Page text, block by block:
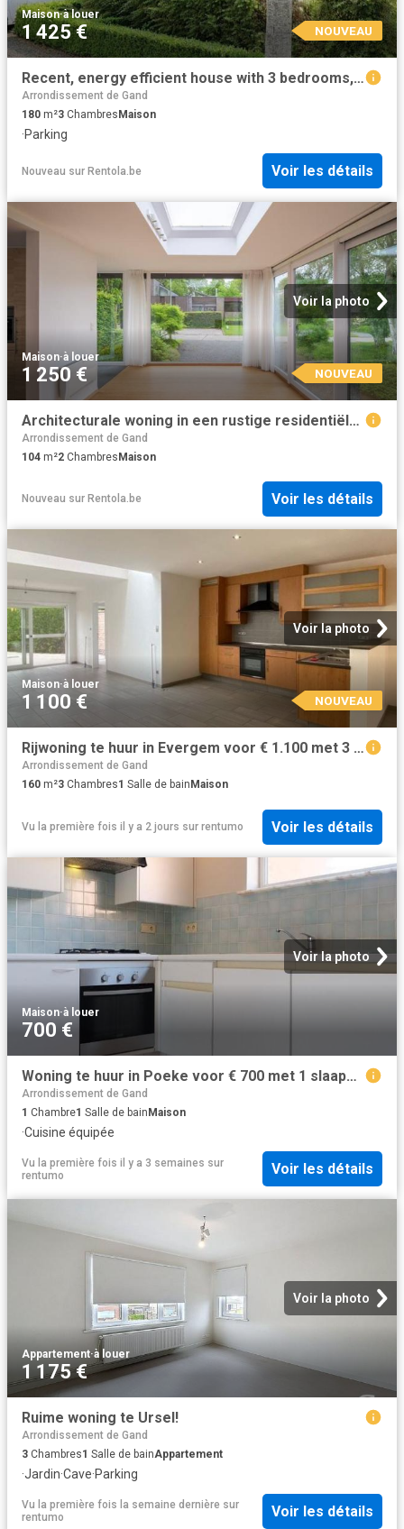
Maison·à louer
1 425 € NOUVEAU
Recent, energy efficient house with 3 bedrooms, garage, gard
Arrondissement de Gand
180 m²3 Chambres Maison
·Parking
Nouveau sur Rentola.be Voir les détails
Voir la photo
Maison·à louer
1 250 € NOUVEAU
Architecturale woning in een rustige residentiële buurt
Arrondissement de Gand
104 m²2 ChambresMaison
Nouveau sur Rentola.be Voir les détails
Voir la photo
Maison·à louer
1 100 € NOUVEAU
Rijwoning te huur in Evergem voor € 1.100 met 3 slaapkamers
Arrondissement de Gand
160 m²3 Chambres1 Salle de bain Maison
Vu la première fois il y a 2 jours sur rentumo Voir les détails
Voir la photo
Maison·à louer
700 €
Woning te huur in Poeke voor € 700 met 1 slaapkamer
Arrondissement de Gand
1 Chambre1 Salle de bainMaison
·Cuisine équipée
Vu la première fois il y a 3 semaines sur
rentumo
Voir les détails
Voir la photo
Appartement·à louer
1 175 €
Ruime woning te Ursel!
Arrondissement de Gand
3 Chambres1 Salle de bainAppartement
·Jardin·Cave·Parking
Vu la première fois la semaine dernière sur
rentumo
Voir les détails